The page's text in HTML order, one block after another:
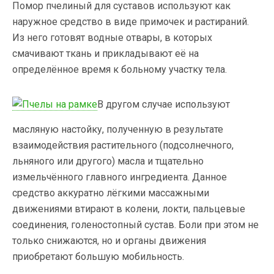
Помор пчелиный для суставов используют как
наружное средство в виде примочек и растираний.
Из него готовят водные отвары, в которых
смачивают ткань и прикладывают её на
определённое время к больному участку тела.
В другом случае используют
масляную настойку, полученную в результате
взаимодействия растительного (подсолнечного,
льняного или другого) масла и тщательно
измельчённого главного ингредиента. Данное
средство аккуратно лёгкими массажными
движениями втирают в колени, локти, пальцевые
соединения, голеностопный сустав. Боли при этом не
только снижаются, но и органы движения
приобретают большую мобильность.